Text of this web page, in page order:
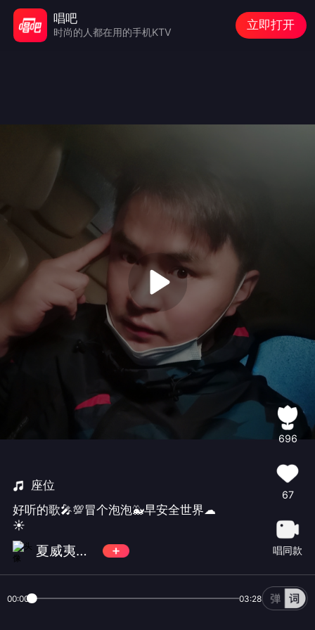
座位
好听的歌🎤💯冒个泡泡🐳早安全世界☁
☀
夏威夷🌴没有蟹🦀
696
67
唱同款
00:00 03:28
唱吧
时尚的人都在用的手机KTV
立即打开